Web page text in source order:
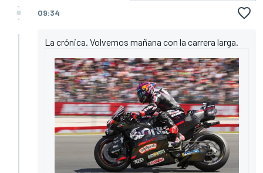
09:34
La crónica. Volvemos mañana con la carrera larga.